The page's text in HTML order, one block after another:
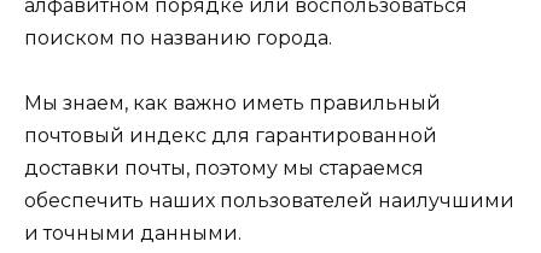
алфавитном порядке или воспользоваться
поиском по названию города.
Мы знаем, как важно иметь правильный
почтовый индекс для гарантированной
доставки почты, поэтому мы стараемся
обеспечить наших пользователей наилучшими
и точными данными.